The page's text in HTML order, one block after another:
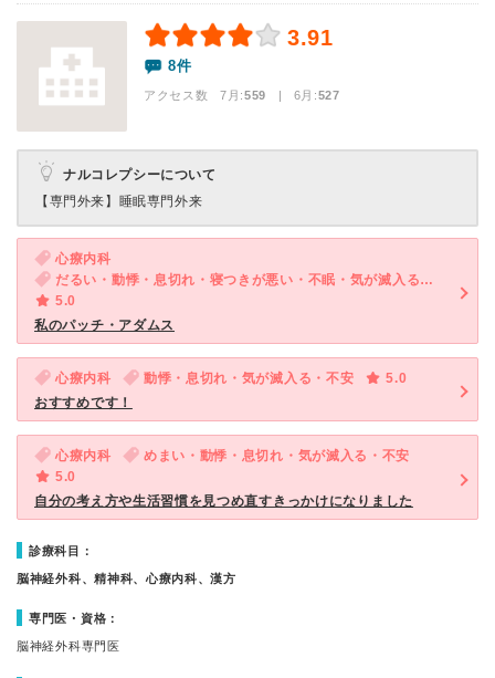
3.91
8件
アクセス数 7月:559 | 6月:527
ナルコレプシーについて
【専門外来】 睡眠専門外来
心療内科
だるい・動悸・息切れ・寝つきが悪い・不眠・気が滅入る・不安
5.0
私のパッチ・アダムス
心療内科 動悸・息切れ・気が滅入る・不安
5.0
おすすめです！
心療内科
めまい・動悸・息切れ・気が滅入る・不安
5.0
自分の考え方や生活習慣を見つめ直すきっかけになりました
診療科目：
脳神経外科、精神科、心療内科、漢方
専門医・資格：
脳神経外科専門医